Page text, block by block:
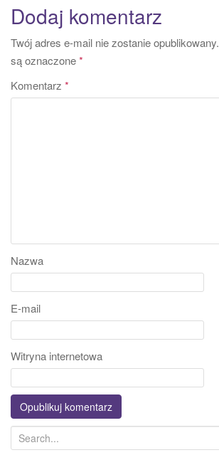
Dodaj komentarz
Twój adres e-mail nie zostanie opublikowany.
są oznaczone*
Komentarz *
Nazwa
E-mail
Witryna internetowa
e